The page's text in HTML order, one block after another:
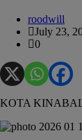
roodwill
July 23,
0
KOTA